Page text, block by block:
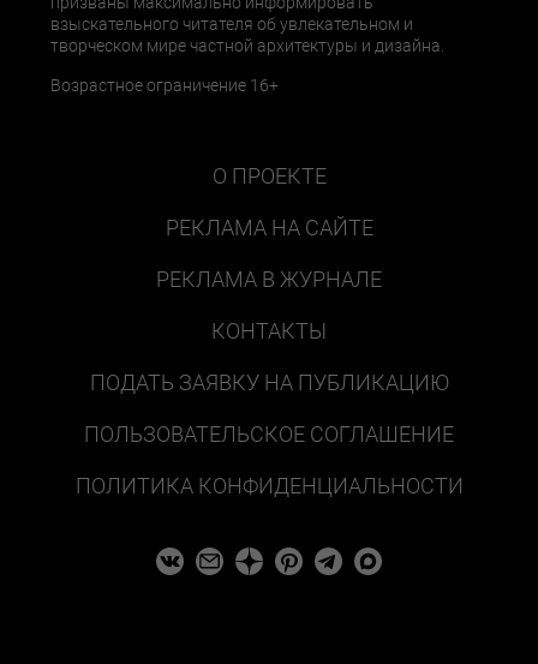
взыскательного читателя об увлекательном и
творческом мире частной архитектуры и дизайна.
Возрастное ограничение 16+
О ПРОЕКТЕ
РЕКЛАМА НА САЙТЕ
РЕКЛАМА В ЖУРНАЛЕ
КОНТАКТЫ
ПОДАТЬ ЗАЯВКУ НА ПУБЛИКАЦИЮ
ПОЛЬЗОВАТЕЛЬСКОЕ СОГЛАШЕНИЕ
ПОЛИТИКА КОНФИДЕНЦИАЛЬНОСТИ